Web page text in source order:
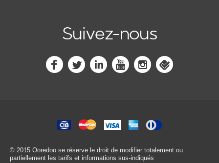
Suivez-nous
© 2015 Ooredoo se réserve le droit de modifier totalement ou
partiellement les tarifs et informations sus-indiqués